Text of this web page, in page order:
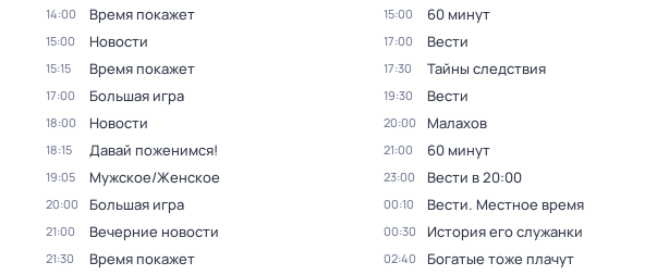
14:00 Время покажет
15:00 Новости
15:15 Время покажет
17:00 Большая игра
18:00 Новости
18:15 Давай поженимся!
19:05 Мужское/Женское
20:00 Большая игра
21:00 Вечерние новости
21:30 Время покажет
15:00 60 минут
17:00 Вести
17:30 Тайны следствия
19:30 Вести
20:00 Малахов
21:00 60 минут
23:00 Вести в 20:00
00:10 Вести. Местное время
00:30 История его служанки
02:40 Богатые тоже плачут